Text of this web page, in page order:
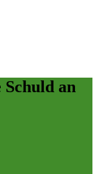
an